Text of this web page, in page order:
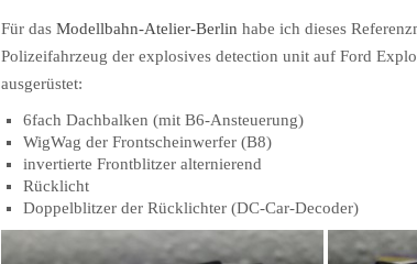
Für das Modellbahn-Atelier-Berlin habe ich dieses
Polizeifahrzeug der explosives detection unit auf Ford
ausgerüstet:
6fach Dachbalken (mit B6-Ansteuerung)
WigWag der Frontscheinwerfer (B8)
invertierte Frontblitzer alternierend
Rücklicht
Doppelblitzer der Rücklichter (DC-Car-Decoder)